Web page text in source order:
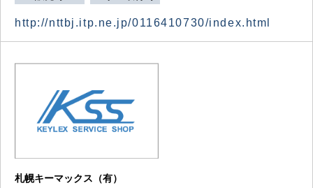
http://nttbj.itp.ne.jp/0116410730/index.html
札幌キーマックス（有）